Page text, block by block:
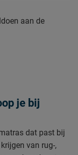
aan de
je bij
dat past bij
van rug-,